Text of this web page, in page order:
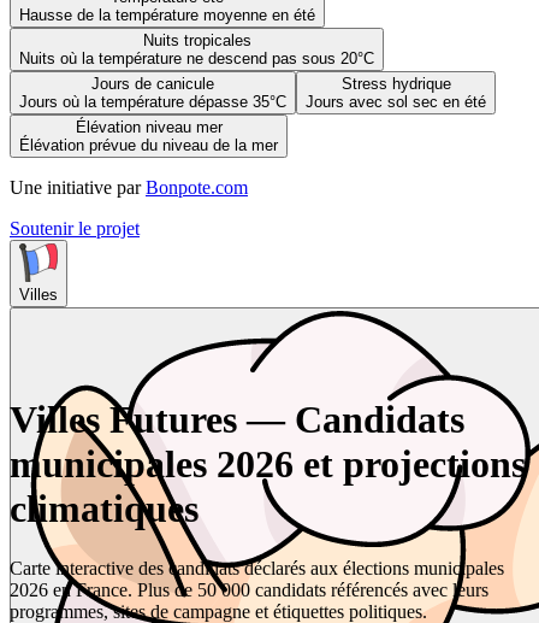
Hausse de la température moyenne en été
Nuits tropicales
Nuits où la température ne descend pas sous 20°C
Jours de canicule
Jours où la température dépasse 35°C
Stress hydrique
Jours avec sol sec en été
Élévation niveau mer
Élévation prévue du niveau de la mer
Une initiative par Bonpote.com
Soutenir le projet
Villes
Villes Futures — Candidats
municipales 2026 et projections
climatiques
Carte interactive des candidats déclarés aux élections municipales
2026 en France. Plus de 50 000 candidats référencés avec leurs
programmes, sites de campagne et étiquettes politiques.